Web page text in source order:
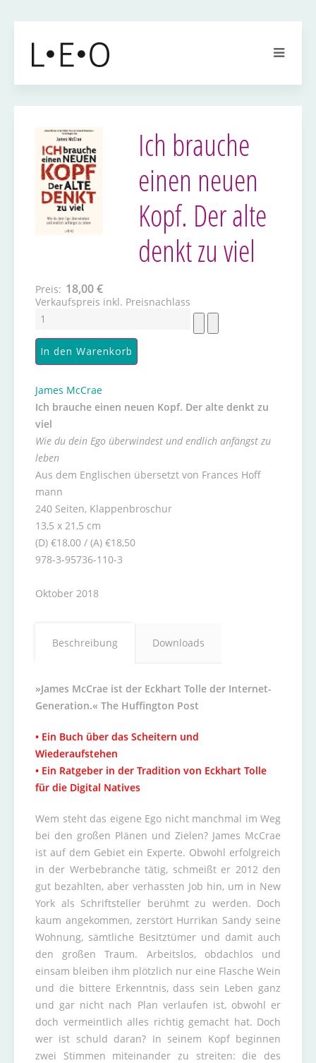
Ich brauche
einen neuen
Kopf. Der alte
denkt zu viel
Preis: 18,00 €
Verkaufspreis inkl. Preisnachlass
James McCrae
Ich brauche einen neuen Kopf. Der alte denkt zu
viel
Wie du dein Ego überwindest und endlich anfängst zu
leben
Aus dem Englischen übersetzt von Frances Hoff
mann
240 Seiten, Klappenbroschur
13,5 x 21,5 cm
(D) €18,00 / (A) €18,50
978-3-95736-110-3
Oktober 2018
Beschreibung Downloads
»James McCrae ist der Eckhart Tolle der Internet-
Generation.« The Huffington Post
• Ein Buch über das Scheitern und
Wiederaufstehen
• Ein Ratgeber in der Tradition von Eckhart Tolle
für die Digital Natives
Wem steht das eigene Ego nicht manchmal im Weg
bei den großen Plänen und Zielen? James McCrae
ist auf dem Gebiet ein Experte. Obwohl erfolgreich
in der Werbebranche tätig, schmeißt er 2012 den
gut bezahlten, aber verhassten Job hin, um in New
York als Schriftsteller berühmt zu werden. Doch
kaum angekommen, zerstört Hurrikan Sandy seine
Wohnung, sämtliche Besitztümer und damit auch
den großen Traum. Arbeitslos, obdachlos und
einsam bleiben ihm plötzlich nur eine Flasche Wein
und die bittere Erkenntnis, dass sein Leben ganz
und gar nicht nach Plan verlaufen ist, obwohl er
doch vermeintlich alles richtig gemacht hat. Doch
wer ist schuld daran? In seinem Kopf beginnen
zwei Stimmen miteinander zu streiten: die des